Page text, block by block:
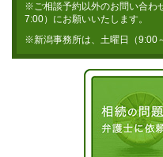
※ご相談予約以外のお問い合わ
7:00）にお願いいたします。
※新潟事務所は、土曜日（9:00